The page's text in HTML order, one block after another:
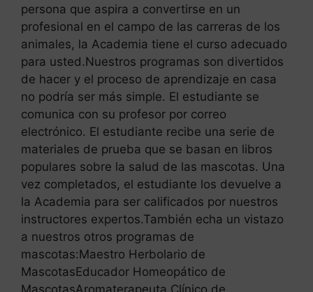
persona que aspira a convertirse en un
profesional en el campo de las carreras de los
animales, la Academia tiene el curso adecuado
para usted.Nuestros programas son divertidos
de hacer y el proceso de aprendizaje en casa
no podría ser más simple. El estudiante se
comunica con su profesor por correo
electrónico. El estudiante recibe una serie de
materiales de prueba que se basan en libros
populares sobre la salud de las mascotas. Una
vez completados, el estudiante los devuelve a
la Academia para ser calificados por nuestros
instructores expertos.También echa un vistazo
a nuestros otros programas de
mascotas:Maestro Herbolario de
MascotasEducador Homeopático de